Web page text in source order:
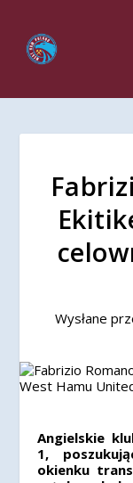
Wysłane
Angielskie
1,
okienku